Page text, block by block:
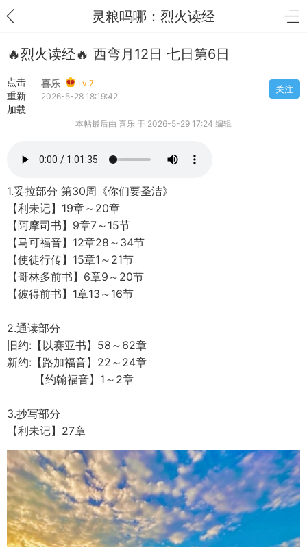
灵粮吗哪：烈火读经
🔥烈火读经🔥 西弯月12日 七日第6日
点击
重新
加载
喜乐
Lv.7
2026-5-28 18:19:42
关注
本帖最后由 喜乐 于 2026-5-29 17:24 编辑
1.妥拉部分 第30周《你们要圣洁》
【利未记】19章～20章
【阿摩司书】9章7～15节
【马可福音】12章28～34节
【使徒行传】15章1～21节
【哥林多前书】6章9～20节
【彼得前书】1章13～16节
2.通读部分
旧约:【以赛亚书】58～62章
新约:【路加福音】22～24章
【约翰福音】1～2章
3.抄写部分
【利未记】27章